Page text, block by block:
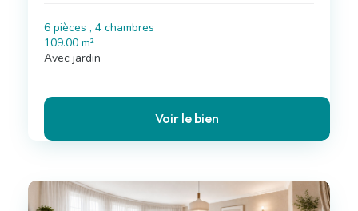
6 pièces , 4 chambres
109.00 m²
Avec jardin
Voir le bien